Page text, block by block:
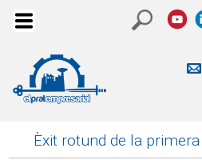
Èxit rotund de la